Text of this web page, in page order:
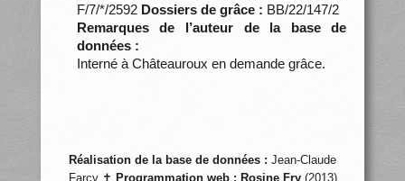
F/7/*/2592 Dossiers de grâce : BB/22/147/2
Remarques de l’auteur de la base de
données :
Interné à Châteauroux en demande grâce.
Réalisation de la base de données : Jean-Claude
Farcy ✝ Programmation web : Rosine Fry(2013)